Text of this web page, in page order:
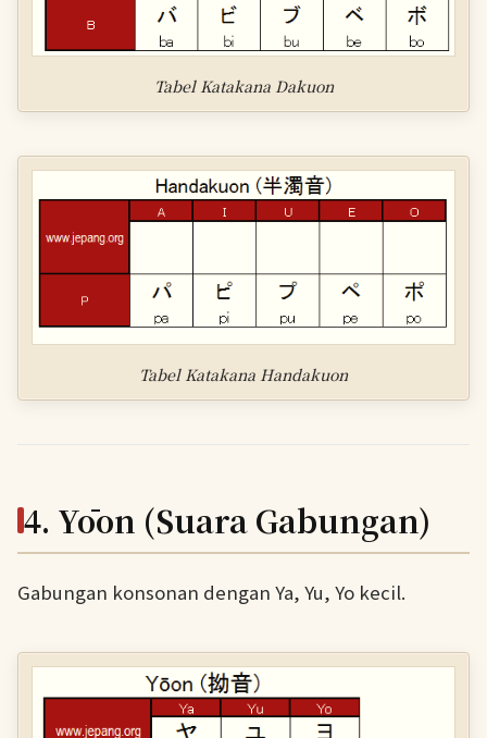
Tabel Katakana Dakuon
Tabel Katakana Handakuon
4. Yōon (Suara Gabungan)
Gabungan konsonan dengan Ya, Yu, Yo kecil.